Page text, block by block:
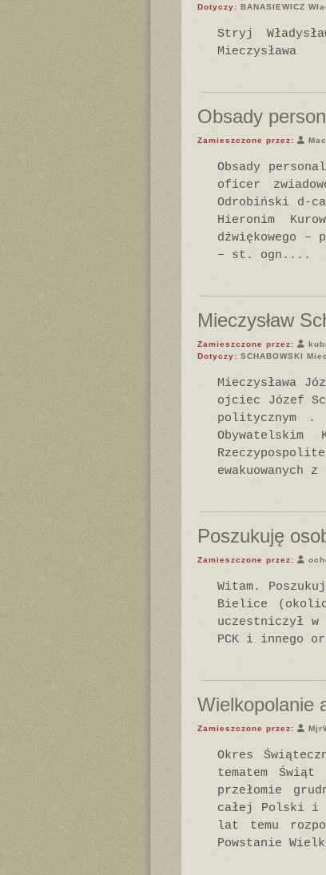
Dotyczy: BANASIEWICZ
Stryj
Mieczysława
Obsady
Zamieszczone przez:
Obsady
oficer
Odrobiński d-
Hieronim
dźwiękowego
– st. ogn....
Mieczysław
Zamieszczone przez:
Dotyczy: SCHABOWSKI
Mieczysława
ojciec Józef
politycznym .
ewakuowanych
Poszukuję
Zamieszczone przez:
Witam.
Bielice
uczestniczył
PCK i innego
Wielkopolanie
Zamieszczone przez:
Okres
tematem
przełomie
całej Polski i
lat temu
Powstanie